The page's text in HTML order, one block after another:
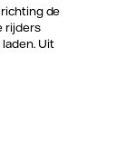
de
rijders
Uit